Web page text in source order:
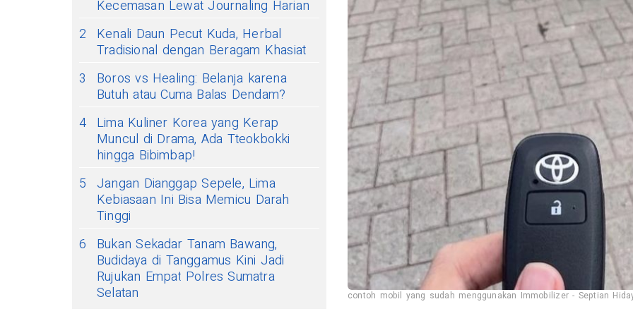
Kecemasan Lewat Journaling Harian
2
Kenali Daun Pecut Kuda, Herbal
Tradisional dengan Beragam Khasiat
3
Boros vs Healing: Belanja karena
Butuh atau Cuma Balas Dendam?
4 Lima Kuliner Korea yang Kerap
Muncul di Drama, Ada Tteokbokki
hingga Bibimbap!
5 Jangan Dianggap Sepele, Lima
Kebiasaan Ini Bisa Memicu Darah
Tinggi
6
Bukan Sekadar Tanam Bawang,
Budidaya di Tanggamus Kini Jadi
Rujukan Empat Polres Sumatra
Selatan
contoh mobil yang sudah menggunakan Immobilizer - Septian